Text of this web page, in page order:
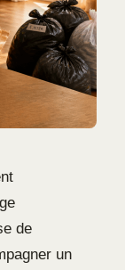
de
un